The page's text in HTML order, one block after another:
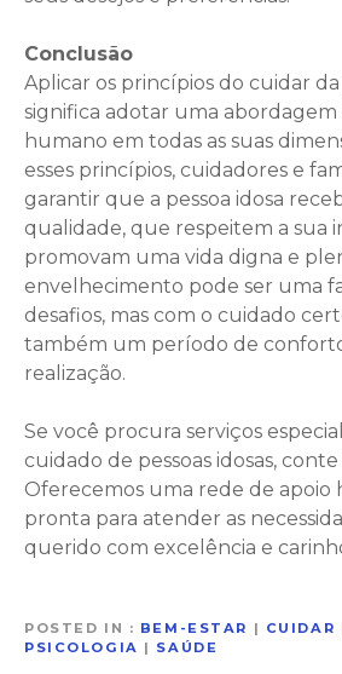
Conclusão
Aplicar os princípios do cuidar da
significa adotar uma abordagem
humano em todas as suas
esses princípios, cuidadores e
garantir que a pessoa idosa
qualidade, que respeitem a sua
promovam uma vida digna e
envelhecimento pode ser uma
desafios, mas com o cuidado
também um período de
realização.
Se você procura serviços
cuidado de pessoas idosas,
Oferecemos uma rede de apoio
pronta para atender as
querido com excelência e
POSTED IN BEM-ESTAR | CUIDAR
PSICOLOGIA | SAÚDE